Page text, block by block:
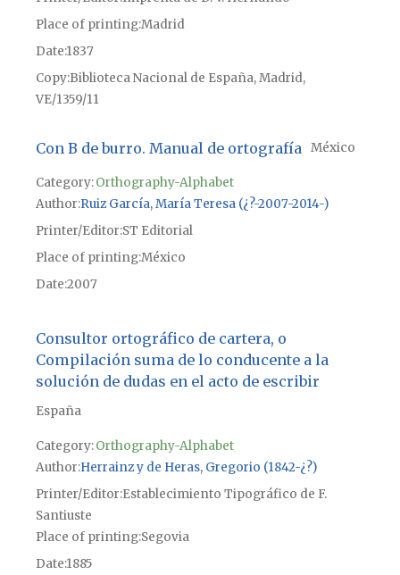
Place of printingMadrid
Date1837
CopyBiblioteca Nacional de España, Madrid,
VE/1359/11
Con B de burro. Manual de ortografía México
Category:Orthography-Alphabet
Author Ruiz García, María Teresa (¿?-2007-2014-)
Printer/Editor ST Editorial
Place of printingMéxico
Date 2007
Consultor ortográfico de cartera, o
Compilación suma de lo conducente a la
solución de dudas en el acto de escribir
España
Category:Orthography-Alphabet
Author Herrainz y de Heras, Gregorio (1842-¿?)
Printer/Editor Establecimiento Tipográfico de F.
Santiuste
Place of printingSegovia
Date1885